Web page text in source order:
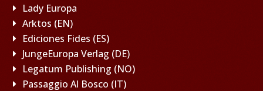
Lady Europa
Arktos (EN)
Ediciones Fides (ES)
JungeEuropa Verlag (DE)
Legatum Publishing (NO)
Passaggio Al Bosco (IT)